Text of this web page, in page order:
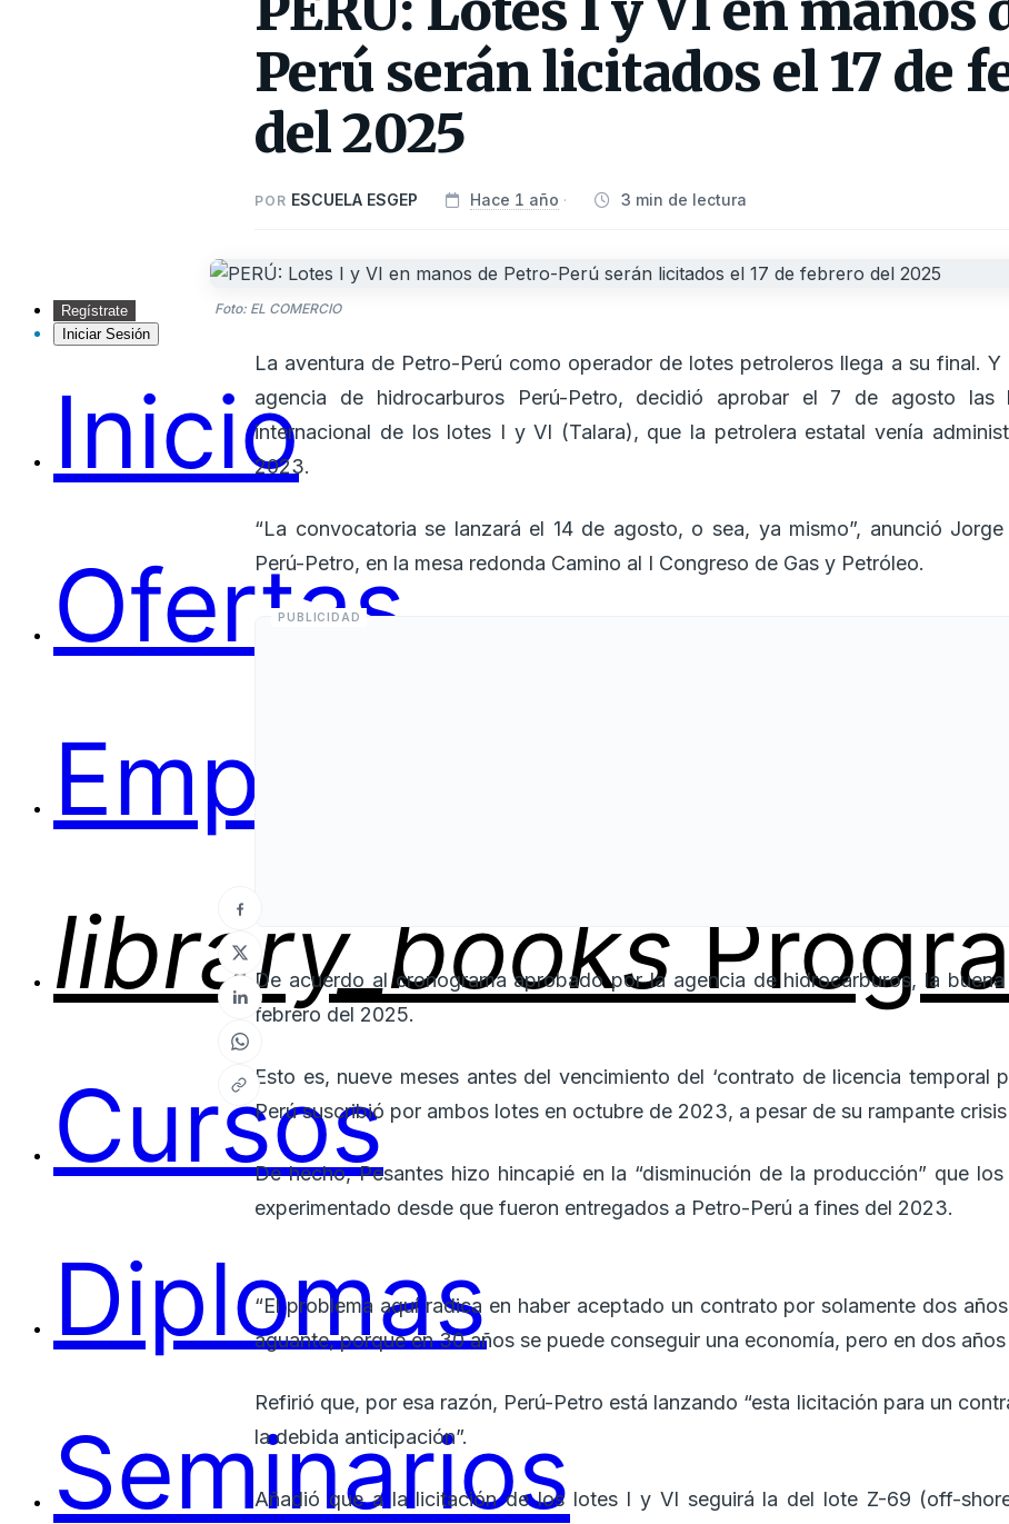
Regístrate
Iniciar Sesión
Inicio
Ofertas
Empleos
library_books
Cursos
Diplomas
Seminarios
Perú serán licitados el 17 de
del 2025
POR ESCUELA ESGEP Hace 1 año · 3 min de lectura
Foto: EL COMERCIO
La aventura de Petro-Perú como operador de lotes petroleros llega a su final.
agencia de hidrocarburos Perú-Petro, decidió aprobar el 7 de agosto las
internacional de los lotes I y VI (Talara), que la petrolera estatal venía
2023.
“La convocatoria se lanzará el 14 de agosto, o sea, ya mismo”, anunció
Perú-Petro, en la mesa redonda Camino al I Congreso de Gas y Petróleo.
De acuerdo al cronograma aprobado por la agencia de hidrocarburos, la
febrero del 2025.
Esto es, nueve meses antes del vencimiento del ‘contrato de licencia temporal
Perú suscribió por ambos lotes en octubre de 2023, a pesar de su rampante
De hecho, Pesantes hizo hincapié en la “disminución de la producción” que
experimentado desde que fueron entregados a Petro-Perú a fines del 2023.
“El problema aquí radica en haber aceptado un contrato por solamente dos
aguante, porque en 30 años se puede conseguir una economía, pero en dos años
Refirió que, por esa razón, Perú-Petro está lanzando “esta licitación para un
la debida anticipación”.
Añadió que a la licitación de los lotes I y VI seguirá la del lote Z-69 (off-